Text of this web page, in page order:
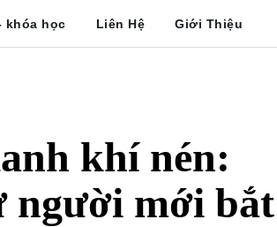
khóa học Liên Hệ Giới Thiệu
khí nén:
người mới bắt